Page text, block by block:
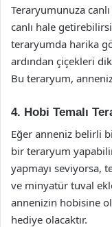
Teraryumunuza
canlı hale
teraryumda harika
ardından çiçekleri
Bu teraryum,
4. Hobi Temalı
Eğer anneniz belirli
bir teraryum
yapmayı seviyorsa,
ve minyatür tuval
annenizin hobisine
hediye olacaktır.